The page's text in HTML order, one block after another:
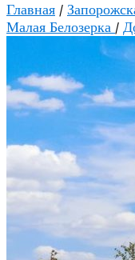
Главная /
Малая Белозерка /